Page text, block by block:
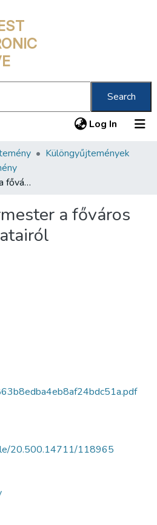
Search
Log In (current)
Különgyűjtemények
Sipőcz polgármester a főváros aktuális feladatairól
a főváros
20.500.14711/118965